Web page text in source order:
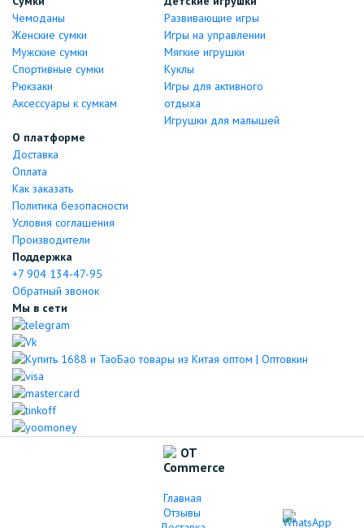
Чемоданы
Женские сумки
Мужские сумки
Спортивные сумки
Рюкзаки
Аксессуары к сумкам
Развивающие игры
Игры на управлении
Мягкие игрушки
Куклы
Игры для активного
отдыха
Игрушки для малышей
О платформе
Доставка
Оплата
Как заказать
Политика безопасности
Условия соглашения
Производители
Поддержка
+7 904 134-47-95
Обратный звонок
Мы в сети
Главная
Отзывы